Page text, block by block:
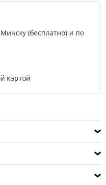
(бесплатно) и по
картой